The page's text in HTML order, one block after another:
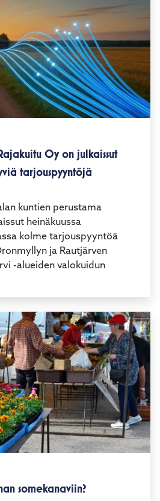
Oy on julkaissut
kuntien perustama
heinäkuussa
kolme tarjouspyyntöä
ja Rautjärven